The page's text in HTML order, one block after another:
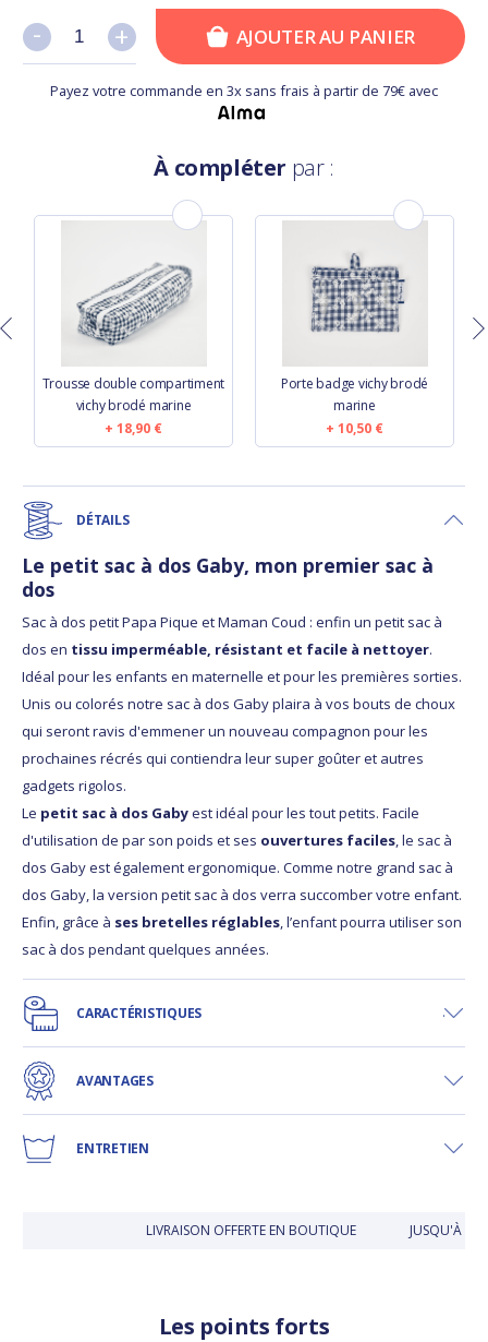
+
- +
- AJOUTER AU PANIER
Payez votre commande en 3x sans frais à partir de 79€ avec
À compléter par :
Trousse double compartiment
vichy brodé marine
18,90 €
Porte badge vichy brodé
marine
10,50 €
DÉTAILS
Le petit sac à dos Gaby, mon premier sac à
dos
Sac à dos petit Papa Pique et Maman Coud : enfin un petit sac à
dos en tissu imperméable, résistant et facile à nettoyer.
Idéal pour les enfants en maternelle et pour les premières sorties.
Unis ou colorés notre sac à dos Gaby plaira à vos bouts de choux
qui seront ravis d'emmener un nouveau compagnon pour les
prochaines récrés qui contiendra leur super goûter et autres
gadgets rigolos.
Le petit sac à dos Gabyest idéal pour les tout petits. Facile
d'utilisation de par son poids et ses ouvertures faciles, le sac à
dos Gaby est également ergonomique. Comme notre grand sac à
dos Gaby, la version petit sac à dos verra succomber votre enfant.
Enfin, grâce à ses bretelles réglables, l’enfant pourra utiliser son
sac à dos pendant quelques années.
CARACTÉRISTIQUES
AVANTAGES
ENTRETIEN
LIVRAISON OFFERTE EN BOUTIQUE JUSQU'À 30
Les points forts